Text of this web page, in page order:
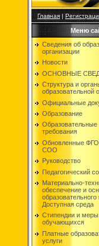
Главная|
Меню
Сведения об
организации
Новости
ОСНОВНЫЕ
Структура и
образовательной
Официальные
Образование
Образовательные
требования
Обновленные
СОО
Руководство
Педагогический
Материально-
обеспечение и
образовательного
Доступная среда
Стипендии и меры
обучающихся
Платные
услуги